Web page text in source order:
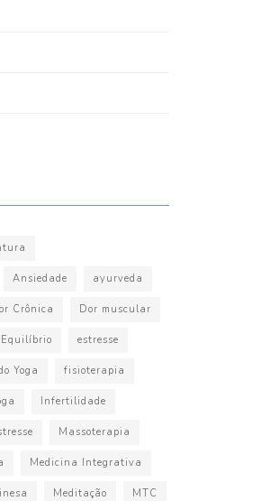
Ansiedade ayurveda
Crônica Dor muscular
Equilíbrio estresse
Yoga fisioterapia
Infertilidade
Massoterapia
Medicina Integrativa
Meditação MTC